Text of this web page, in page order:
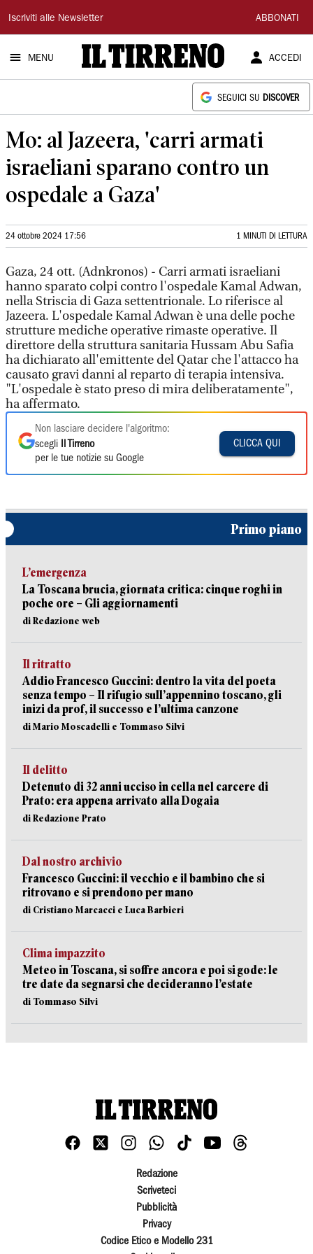
Il
Tirreno
Iscriviti alle Newsletter ABBONATI
MENU ACCEDI
SEGUICI SU DISCOVER
Mo: al Jazeera, 'carri armati
israeliani sparano contro un
ospedale a Gaza'
24 ottobre 2024 17:56 1 MINUTI DI LETTURA
Gaza, 24 ott. (Adnkronos) - Carri armati israeliani
hanno sparato colpi contro l'ospedale Kamal Adwan,
nella Striscia di Gaza settentrionale. Lo riferisce al
Jazeera. L'ospedale Kamal Adwan è una delle poche
strutture mediche operative rimaste operative. Il
direttore della struttura sanitaria Hussam Abu Safia
ha dichiarato all'emittente del Qatar che l'attacco ha
causato gravi danni al reparto di terapia intensiva.
"L'ospedale è stato preso di mira deliberatamente",
ha affermato.
Non lasciare decidere l'algoritmo:
scegli
Il Tirreno
per le tue notizie su Google
CLICCA QUI
Primo piano
L’emergenza
La Toscana brucia, giornata critica: cinque roghi in
poche ore – Gli aggiornamenti
di Redazione web
Il ritratto
Addio Francesco Guccini: dentro la vita del poeta
senza tempo – Il rifugio sull’appennino toscano, gli
inizi da prof, il successo e l’ultima canzone
di Mario Moscadelli e Tommaso Silvi
Il delitto
Detenuto di 32 anni ucciso in cella nel carcere di
Prato: era appena arrivato alla Dogaia
di Redazione Prato
Dal nostro archivio
Francesco Guccini: il vecchio e il bambino che si
ritrovano e si prendono per mano
di Cristiano Marcacci e Luca Barbieri
Clima impazzito
Meteo in Toscana, si soffre ancora e poi si gode: le
tre date da segnarsi che decideranno l’estate
di Tommaso Silvi
Redazione
Scriveteci
Pubblicità
Privacy
Codice Etico e Modello 231